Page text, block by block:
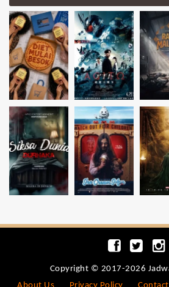
Copyright © 2017-2026